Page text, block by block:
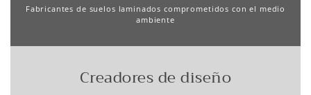
Fabricantes de suelos laminados comprometidos con el medio
ambiente
Creadores de diseño